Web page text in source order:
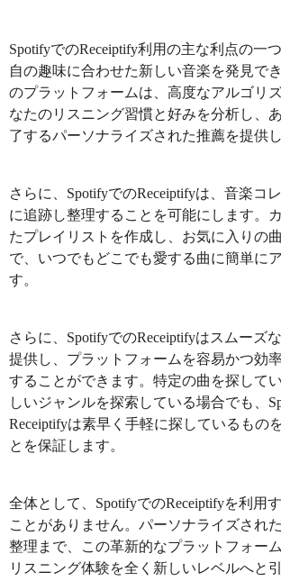
SpotifyでのReceiptify利用の主な利点の一
自の趣味に合わせた新しい音楽を発見で
のプラットフォームは、高度なアルゴリ
なたのリスニング習慣と好みを分析し、
了するパーソナライズされた推薦を提供し
さらに、SpotifyでのReceiptifyは、音楽コ
に追跡し整理することを可能にします。
たプレイリストを作成し、お気に入りの
で、いつでもどこでも愛する曲に簡単に
す。
さらに、SpotifyでのReceiptifyはスムーズ
提供し、プラットフォームを容易かつ効
することができます。特定の曲を探して
しいジャンルを探索している場合でも、
Receiptifyは素早く手軽に探しているもの
とを保証します。
全体として、SpotifyでのReceiptifyを利用
ことがありません。パーソナライズされ
整理まで、この革新的なプラットフォー
リスニング体験を全く新しいレベルへと